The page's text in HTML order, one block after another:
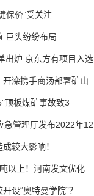
保价”受关注
巨头纷纷布局
出炉 京东方有项目入选
滦携手商汤部署矿山
顶板煤矿事故致3
急管理厅发布2022年12
较大影响！​
以上！河南发文优化
设“奥特曼学院”？